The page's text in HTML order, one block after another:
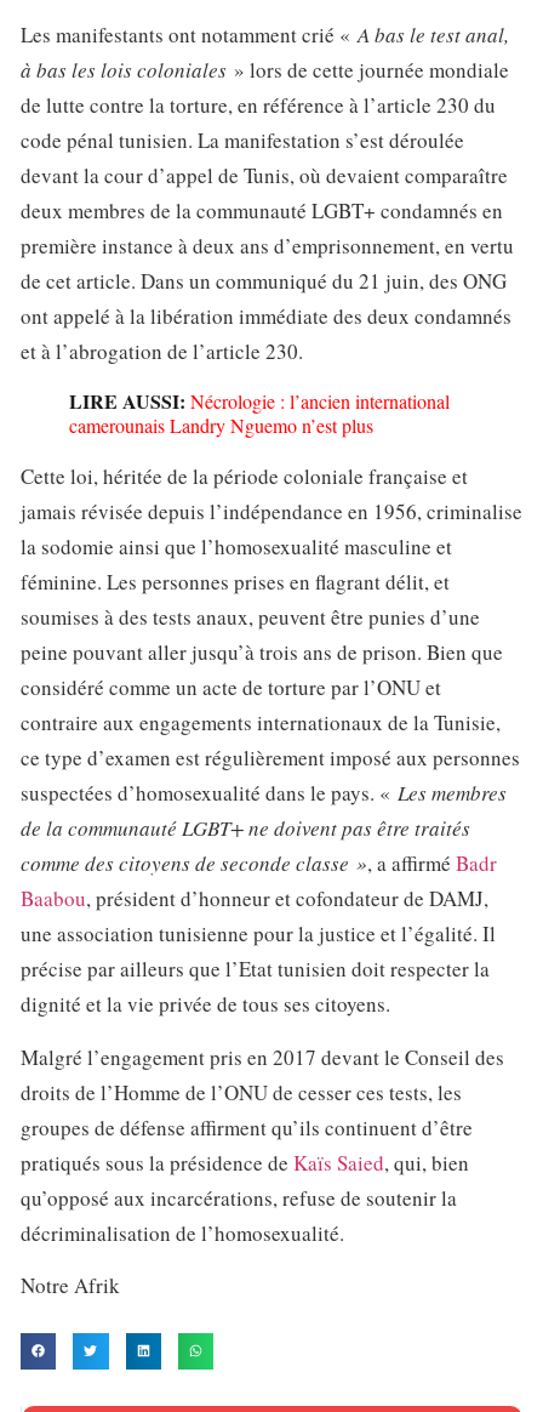
Les manifestants ont notamment crié «A bas le test anal,
à bas les lois coloniales » lors de cette journée mondiale
de lutte contre la torture, en référence à l’article 230 du
code pénal tunisien. La manifestation s’est déroulée
devant la cour d’appel de Tunis, où devaient comparaître
deux membres de la communauté LGBT+ condamnés en
première instance à deux ans d’emprisonnement, en vertu
de cet article. Dans un communiqué du 21 juin, des ONG
ont appelé à la libération immédiate des deux condamnés
et à l’abrogation de l’article 230.
LIRE AUSSI: Nécrologie : l’ancien international
camerounais Landry Nguemo n’est plus
Cette loi, héritée de la période coloniale française et
jamais révisée depuis l’indépendance en 1956, criminalise
la sodomie ainsi que l’homosexualité masculine et
féminine. Les personnes prises en flagrant délit, et
soumises à des tests anaux, peuvent être punies d’une
peine pouvant aller jusqu’à trois ans de prison. Bien que
considéré comme un acte de torture par l’ONU et
contraire aux engagements internationaux de la Tunisie,
ce type d’examen est régulièrement imposé aux personnes
suspectées d’homosexualité dans le pays. « Les membres
de la communauté LGBT+ ne doivent pas être traités
comme des citoyens de seconde classe », a affirmé Badr
Baabou, président d’honneur et cofondateur de DAMJ,
une association tunisienne pour la justice et l’égalité. Il
précise par ailleurs que l’Etat tunisien doit respecter la
dignité et la vie privée de tous ses citoyens.
Malgré l’engagement pris en 2017 devant le Conseil des
droits de l’Homme de l’ONU de cesser ces tests, les
groupes de défense affirment qu’ils continuent d’être
pratiqués sous la présidence de Kaïs Saied, qui, bien
qu’opposé aux incarcérations, refuse de soutenir la
décriminalisation de l’homosexualité.
Notre Afrik